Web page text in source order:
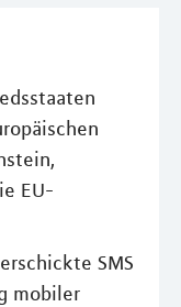
EU-
SMS
mobiler